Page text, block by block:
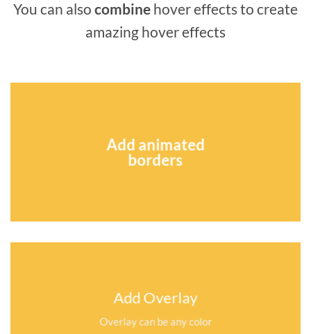
You can also combine hover effects to create
amazing hover effects
Add animated
borders
Add Overlay
Overlay can be any color